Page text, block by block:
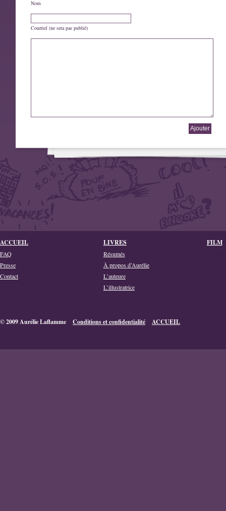
Nom
Courriel (ne sera pas publié)
ACCUEIL
FAQ
Presse
Contact
LIVRES
Résumés
À propos d’Aurélie
L’auteure
L’illustratrice
FILM
© 2009 Aurélie Laflamme Conditions et confidentialité ACCUEIL